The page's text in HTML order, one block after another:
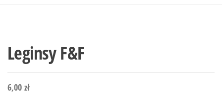
Leginsy F&F
6,00 zł